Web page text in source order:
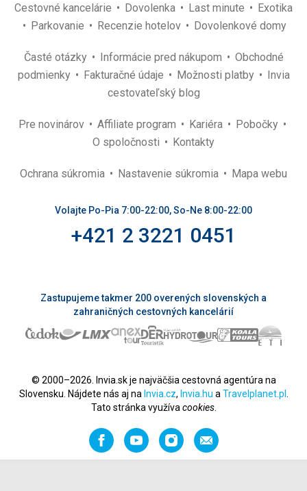
Cestovné kancelárie Dovolenka Last minute
Exotika
Parkovanie
Recenzie hotelov Dovolenkové domy
Časté otázky Informácie pred nákupom
Obchodné
podmienky
Fakturačné údaje Možnosti platby
Invia
cestovateľský blog
Pre novinárov Affiliate program Kariéra
Pobočky
O spoločnosti
Kontakty
Ochrana súkromia Nastavenie súkromia Mapa webu
Volajte Po-Pia 7:00-22:00, So-Ne 8:00-22:00
+421 2 3221 0451
Zastupujeme takmer 200 overených slovenských a
zahraničných cestovných kancelárií
© 2000–2026. Invia.sk je najväčšia cestovná agentúra na
Slovensku. Nájdete nás aj na Invia.cz, Invia.hu a Travelplanet.pl
Tato stránka využíva cookies.
FacebookYouTubeInstagramOdporučiť